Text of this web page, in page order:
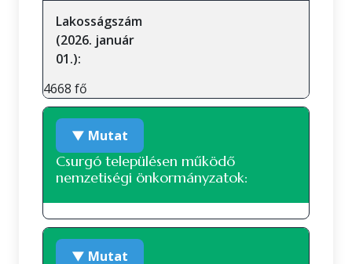
Lakosságszám
(2026. január
01.):
4668 fő
▼ Mutat
Csurgó településen működő
nemzetiségi önkormányzatok:
Roma nemzetiségi önkormányzat
▼ Mutat